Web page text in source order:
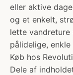
eller aktive
og et enkelt,
lette vandreture
pålidelige,
Køb hos
Dele af